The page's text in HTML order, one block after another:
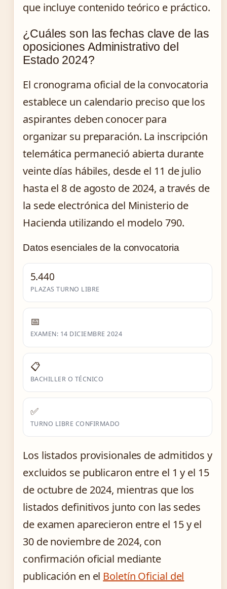
que incluye contenido teórico e práctico.
¿Cuáles son las fechas clave de las
oposiciones Administrativo del
Estado 2024?
El cronograma oficial de la convocatoria
establece un calendario preciso que los
aspirantes deben conocer para
organizar su preparación. La inscripción
telemática permaneció abierta durante
veinte días hábiles, desde el 11 de julio
hasta el 8 de agosto de 2024, a través de
la sede electrónica del Ministerio de
Hacienda utilizando el modelo 790.
Datos esenciales de la convocatoria
5.440
PLAZAS TURNO LIBRE
📅
EXAMEN: 14 DICIEMBRE 2024
📋
BACHILLER O TÉCNICO
✅
TURNO LIBRE CONFIRMADO
Los listados provisionales de admitidos y
excluidos se publicaron entre el 1 y el 15
de octubre de 2024, mientras que los
listados definitivos junto con las sedes
de examen aparecieron entre el 15 y el
30 de noviembre de 2024, con
confirmación oficial mediante
publicación en el Boletín Oficial del